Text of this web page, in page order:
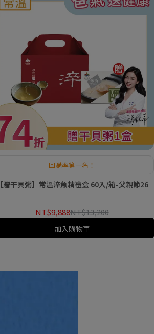
回購率第一名！
【贈干貝粥】常溫淬魚精禮盒 60入/箱-父親節26
NT$9,888NT$13,200
加入購物車